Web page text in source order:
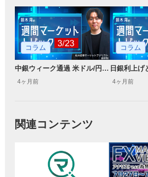
コラム
中銀ウィーク通過 米ドル/円の160円突破は時間の問題か
4ヶ月前
コラム
4ヶ月前
関連コンテンツ